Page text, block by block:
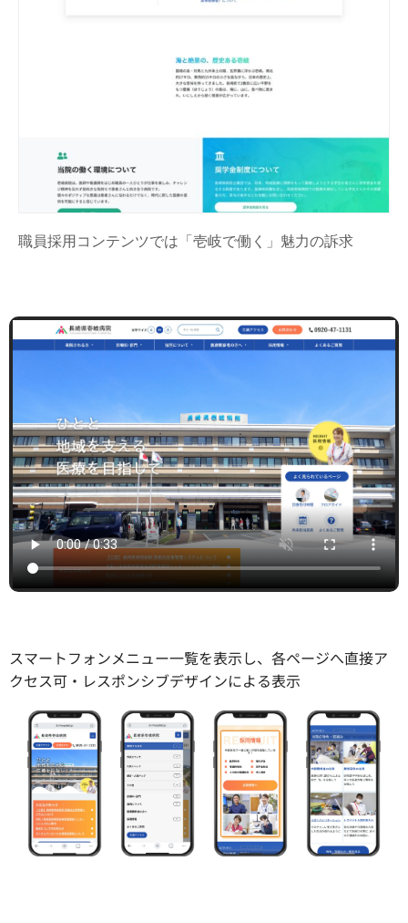
職員採用コンテンツでは「壱岐で働く」魅力の訴求
スマートフォンメニュー一覧を表示し、各ページへ直接ア
クセス可・レスポンシブデザインによる表示